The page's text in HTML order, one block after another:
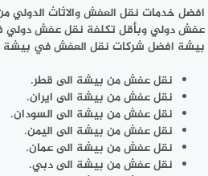
افضل خدمات نقل العفش والاثاث الدولي
عفش دولي وبأقل تكلفة نقل عفش
بيشة افضل شركات نقل العفش في بيشة
نقل عفش من بيشة الى قطر.
نقل عفش من بيشة الى ايران.
نقل عفش من بيشة الى السودان.
نقل عفش من بيشة الى اليمن.
نقل عفش من بيشة الى عمان.
نقل عفش من بيشة الى دبي.